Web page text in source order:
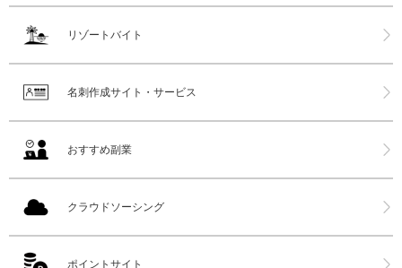
リゾートバイト
名刺作成サイト・サービス
おすすめ副業
クラウドソーシング
ポイントサイト